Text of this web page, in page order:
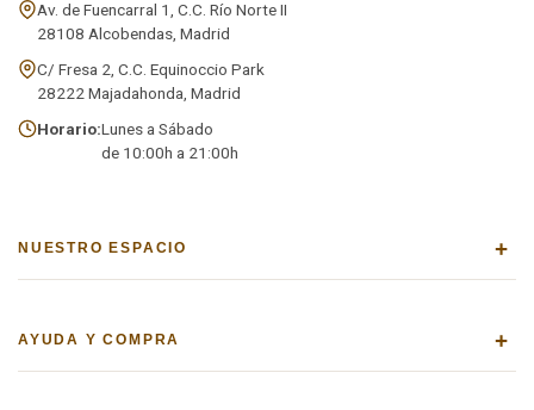
Av. de Fuencarral 1, C.C. Río Norte II
28108 Alcobendas, Madrid
C/ Fresa 2, C.C. Equinoccio Park
28222 Majadahonda, Madrid
Horario:Lunes a Sábado
de 10:00h a 21:00h
NUESTRO ESPACIO +
AYUDA Y COMPRA +